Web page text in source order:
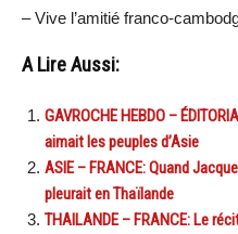
– Vive l’amitié franco-
A Lire Aussi:
GAVROCHE HEBDO –
aimait les peuples d’Asie
ASIE – FRANCE: Quand
pleurait en Thaïlande
THAILANDE – FRANCE: Le